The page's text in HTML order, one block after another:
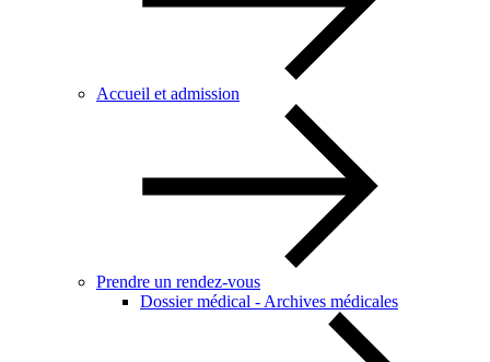
Accueil et admission
Prendre un rendez-vous
Dossier médical - Archives médicales